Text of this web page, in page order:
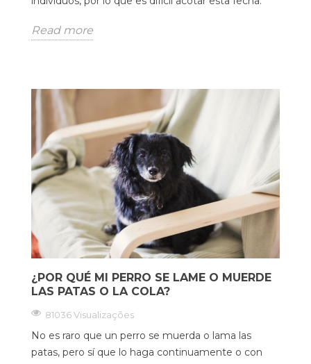
Read more
¿POR QUÉ MI PERRO SE LAME O MUERDE
LAS PATAS O LA COLA?
81036 Visualizações
No es raro que un perro se muerda o lama las
patas, pero sí que lo haga continuamente o con